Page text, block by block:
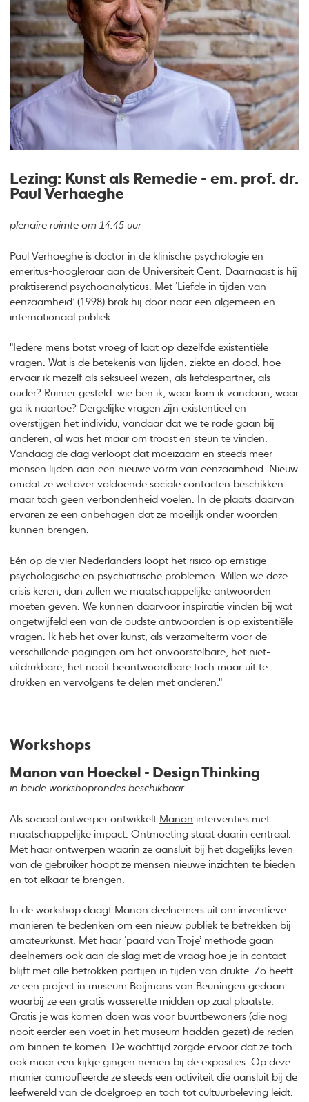
Lezing: Kunst als Remedie - em. prof. dr.
Paul Verhaeghe
plenaire ruimte om 14:45 uur
Paul Verhaeghe is doctor in de klinische psychologie en
emeritus-hoogleraar aan de Universiteit Gent. Daarnaast is hij
praktiserend psychoanalyticus. Met ‘Liefde in tijden van
eenzaamheid’ (1998) brak hij door naar een algemeen en
internationaal publiek.
"Iedere mens botst vroeg of laat op dezelfde existentiële
vragen. Wat is de betekenis van lijden, ziekte en dood, hoe
ervaar ik mezelf als seksueel wezen, als liefdespartner, als
ouder? Ruimer gesteld: wie ben ik, waar kom ik vandaan, waar
ga ik naartoe? Dergelijke vragen zijn existentieel en
overstijgen het individu, vandaar dat we te rade gaan bij
anderen, al was het maar om troost en steun te vinden.
Vandaag de dag verloopt dat moeizaam en steeds meer
mensen lijden aan een nieuwe vorm van eenzaamheid. Nieuw
omdat ze wel over voldoende sociale contacten beschikken
maar toch geen verbondenheid voelen. In de plaats daarvan
ervaren ze een onbehagen dat ze moeilijk onder woorden
kunnen brengen.
Eén op de vier Nederlanders loopt het risico op ernstige
psychologische en psychiatrische problemen. Willen we deze
crisis keren, dan zullen we maatschappelijke antwoorden
moeten geven. We kunnen daarvoor inspiratie vinden bij wat
ongetwijfeld een van de oudste antwoorden is op existentiële
vragen. Ik heb het over kunst, als verzamelterm voor de
verschillende pogingen om het onvoorstelbare, het niet-
uitdrukbare, het nooit beantwoordbare toch maar uit te
drukken en vervolgens te delen met anderen."
Workshops
Manon van Hoeckel - Design Thinking
in beide workshoprondes beschikbaar
Als sociaal ontwerper ontwikkelt Manon interventies met
maatschappelijke impact. Ontmoeting staat daarin centraal.
Met haar ontwerpen waarin ze aansluit bij het dagelijks leven
van de gebruiker hoopt ze mensen nieuwe inzichten te bieden
en tot elkaar te brengen.
In de workshop daagt Manon deelnemers uit om inventieve
manieren te bedenken om een nieuw publiek te betrekken bij
amateurkunst. Met haar ‘paard van Troje’ methode gaan
deelnemers ook aan de slag met de vraag hoe je in contact
blijft met alle betrokken partijen in tijden van drukte. Zo heeft
ze een project in museum Boijmans van Beuningen gedaan
waarbij ze een gratis wasserette midden op zaal plaatste.
Gratis je was komen doen was voor buurtbewoners (die nog
nooit eerder een voet in het museum hadden gezet) de reden
om binnen te komen. De wachttijd zorgde ervoor dat ze toch
ook maar een kijkje gingen nemen bij de exposities. Op deze
manier camoufleerde ze steeds een activiteit die aansluit bij de
leefwereld van de doelgroep en toch tot cultuurbeleving leidt.